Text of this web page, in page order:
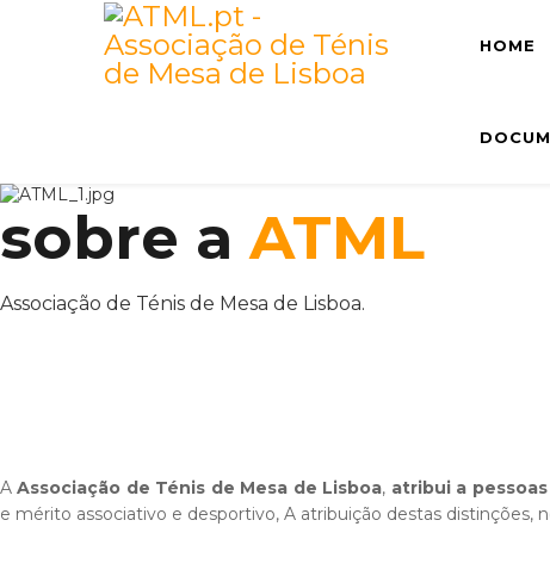
HOME
sobre aATML
Associação de Ténis de Mesa de Lisboa.
AAssociação de Ténis de Mesa de Lisboa, atribui a
e mérito associativo e desportivo, A atribuição destas distinções,